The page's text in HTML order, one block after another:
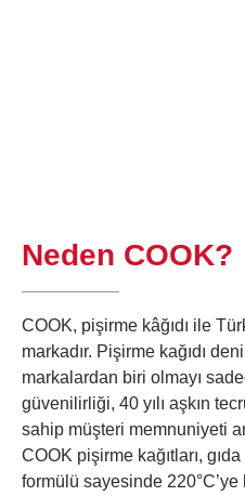
Neden COOK?
COOK, pişirme kâğıdı ile
markadır. Pişirme kağıdı
markalardan biri olmayı
güvenilirliği, 40 yılı aşkın
sahip müşteri memnuniyeti
COOK pişirme kağıtları,
formülü sayesinde 220°C’ye